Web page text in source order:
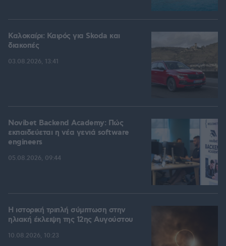
Καλοκαίρι: Καιρός για Skoda και
διακοπές
03.08.2026, 13:41
Novibet Backend Academy: Πώς
εκπαιδεύεται η νέα γενιά software
engineers
05.08.2026, 09:44
Η ιστορική τριπλή σύμπτωση στην
ηλιακή έκλειψη της 12ης Αυγούστου
10.08.2026, 10:23